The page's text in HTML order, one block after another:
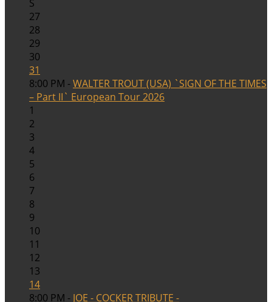
S
27
28
29
30
31
8:00 PM -WALTER TROUT (USA) `SIGN OF THE TIMES
– Part II` European Tour 2026
1
2
3
4
5
6
7
8
9
10
11
12
13
14
8:00 PM - JOE - COCKER TRIBUTE -